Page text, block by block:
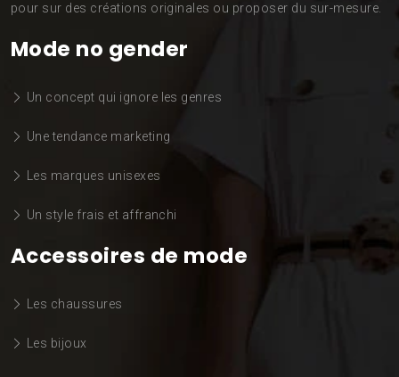
pour sur des créations originales ou proposer du sur-mesure.
Mode no gender
Un concept qui ignore les genres
Une tendance marketing
Les marques unisexes
Un style frais et affranchi
Accessoires de mode
Les chaussures
Les bijoux